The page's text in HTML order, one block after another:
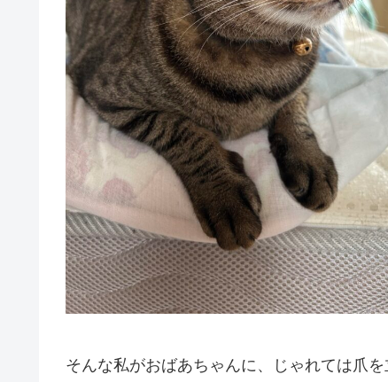
そんな私がおばあちゃんに、じゃれては爪